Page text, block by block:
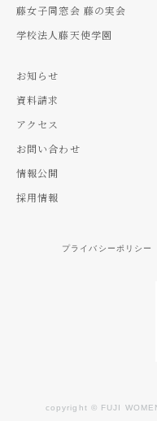
藤女子同窓会 藤の実会
学校法人藤天使学園
お知らせ
資料請求
アクセス
お問い合わせ
情報公開
採用情報
プライバシーポリシー
copyright © FUJI